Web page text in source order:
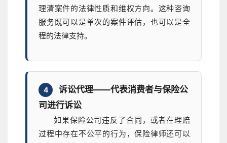
理清案件的法律性质和维权方向。这种咨询
服务既可以是单次的案件评估，也可以是全
程的法律支持。
4
诉讼代理——代表消费者与保险公
司进行诉讼
如果保险公司违反了合同，或者在理赔
过程中存在不公平的行为，保险律师还可以